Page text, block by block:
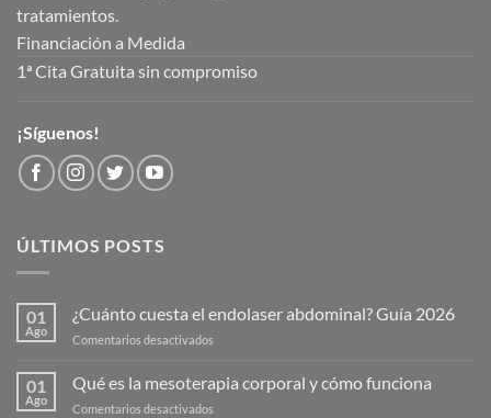
tratamientos.
Financiación a Medida
1ª Cita Gratuita sin compromiso
¡Síguenos!
ÚLTIMOS POSTS
01
Ago
¿Cuánto cuesta el endolaser abdominal? Guía 2026
Comentarios desactivados
cuesta
el
01
Ago
Qué es la mesoterapia corporal y cómo funciona
Comentarios desactivados